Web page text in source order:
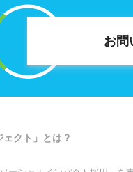
お問
クト」とは？